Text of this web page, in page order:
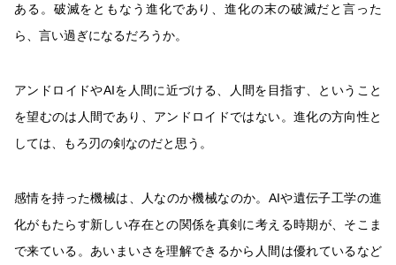
ある。破滅をともなう進化であり、進化の末の破滅だと言った
ら、言い過ぎになるだろうか。
アンドロイドやAIを人間に近づける、人間を目指す、ということ
を望むのは人間であり、アンドロイドではない。進化の方向性と
しては、もろ刃の剣なのだと思う。
感情を持った機械は、人なのか機械なのか。AIや遺伝子工学の進
化がもたらす新しい存在との関係を真剣に考える時期が、そこま
で来ている。あいまいさを理解できるから人間は優れているなど